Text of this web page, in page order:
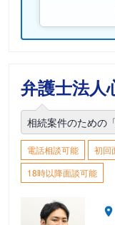
弁護士法人
相続案件のための
電話相談可能 初回
18時以降面談可能